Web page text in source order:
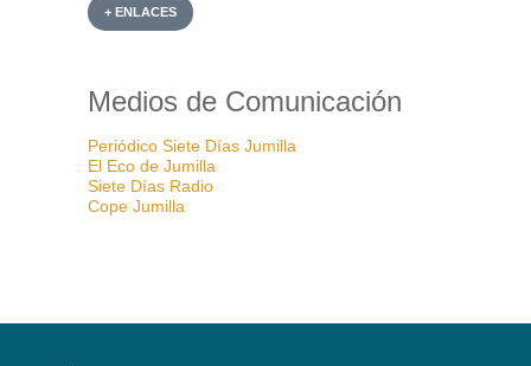
+ ENLACES
Medios de Comunicación
Periódico Siete Días Jumilla
El Eco de Jumilla
Siete Días Radio
Cope Jumilla